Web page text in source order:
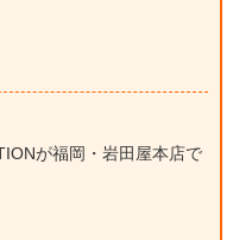
が福岡・岩田屋本店で